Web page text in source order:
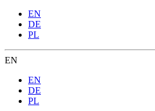
EN
DE
PL
EN
EN
DE
PL